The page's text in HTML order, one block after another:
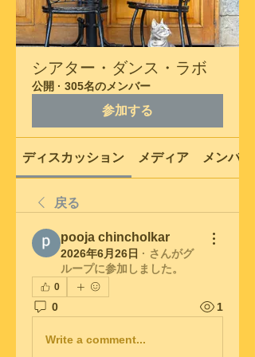
シアター・ダンス・ラボ
公開 · 305名のメンバー
参加する
ディスカッション メディア メンバー
戻る
pooja chincholkar
2026年6月26日 · さんがグ
ループに参加しました。
0
0 1
Write a comment...